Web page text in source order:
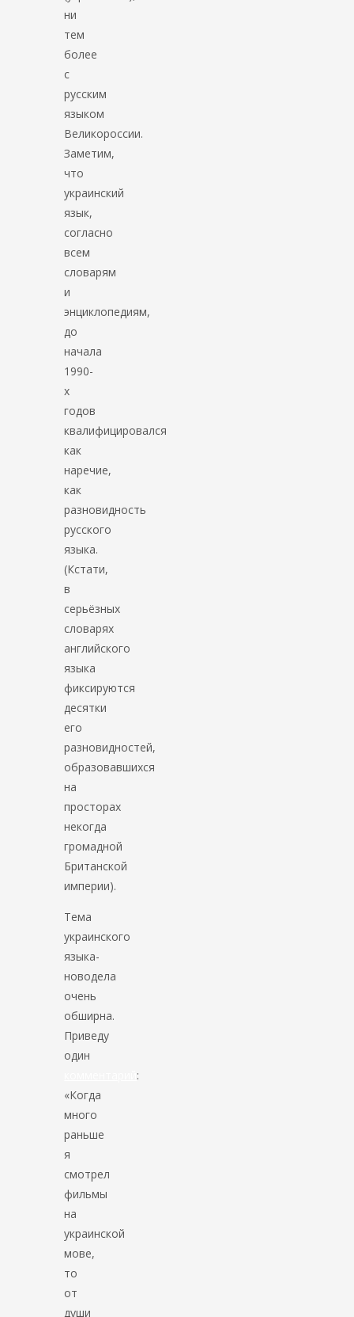
ни
тем
более
с
русским
языком
Великороссии.
Заметим,
что
украинский
язык,
согласно
всем
словарям
и
энциклопедиям,
до
начала
1990-
х
годов
квалифицировался
как
наречие,
как
разновидность
русского
языка.
(Кстати,
в
серьёзных
словарях
английского
языка
фиксируются
десятки
его
разновидностей,
образовавшихся
на
просторах
некогда
громадной
Британской
империи).
Тема
украинского
языка-
новодела
очень
обширна.
Приведу
один
:
«Когда
много
раньше
я
смотрел
фильмы
на
украинской
мове,
то
от
души